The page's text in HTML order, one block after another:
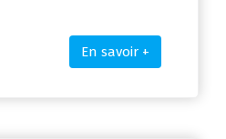
En savoir +